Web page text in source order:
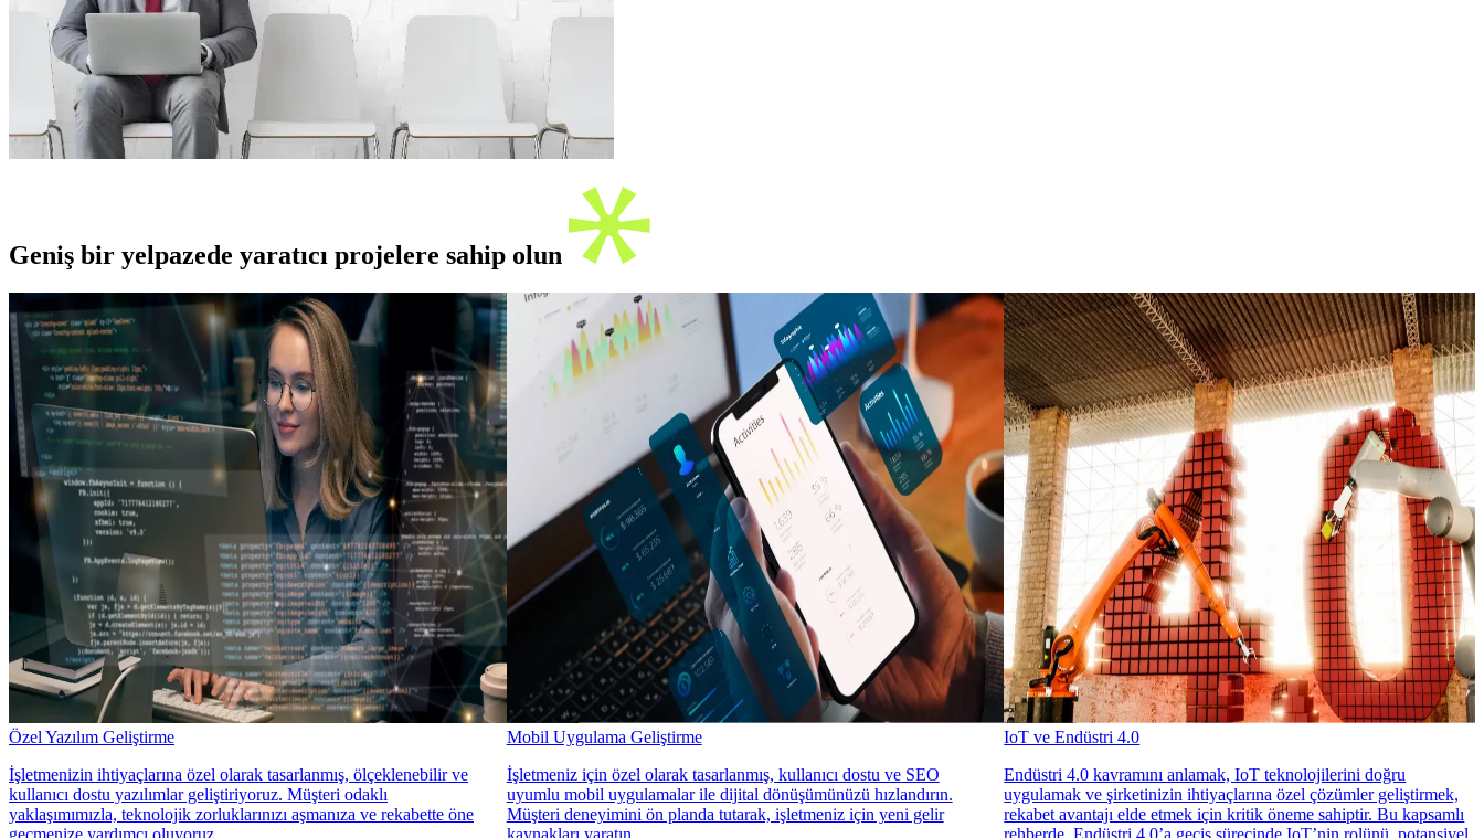
Geniş bir yelpazede yaratıcı projelere sahip olun
Özel Yazılım Geliştirme
İşletmenizin ihtiyaçlarına özel olarak tasarlanmış, ölçeklenebilir ve
kullanıcı dostu yazılımlar geliştiriyoruz. Müşteri odaklı
yaklaşımımızla, teknolojik zorluklarınızı aşmanıza ve rekabette öne
geçmenize yardımcı oluyoruz.
Mobil Uygulama Geliştirme
İşletmeniz için özel olarak tasarlanmış, kullanıcı dostu ve SEO
uyumlu mobil uygulamalar ile dijital dönüşümünüzü hızlandırın.
Müşteri deneyimini ön planda tutarak, işletmeniz için yeni gelir
kaynakları yaratın.
IoT ve Endüstri 4.0
Endüstri 4.0 kavramını anlamak, IoT teknolojilerini doğru
uygulamak ve şirketinizin ihtiyaçlarına özel çözümler geliştirmek,
rekabet avantajı elde etmek için kritik öneme sahiptir. Bu kapsamlı
rehberde, Endüstri 4.0’a geçiş sürecinde IoT’nin rolünü, potansiyel